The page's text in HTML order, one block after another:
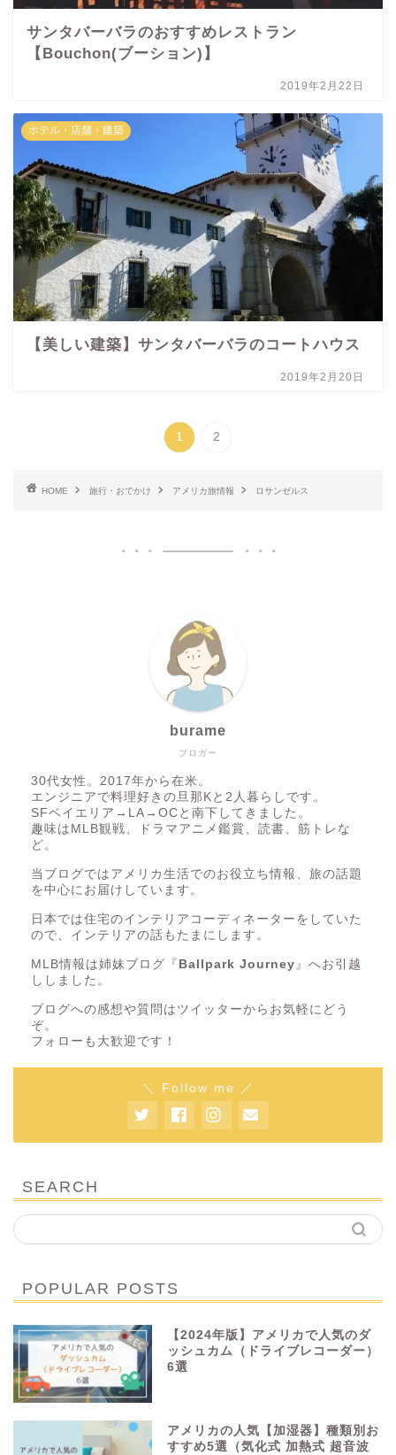
サンタバーバラのおすすめレストラン
【Bouchon(ブーション)】
2019年2月22日
ホテル・店舗・建築
【美しい建築】サンタバーバラのコートハウス
2019年2月20日
1 2
HOME 旅行・おでかけ アメリカ旅情報 ロサンゼルス
ブロガー
burame
30代女性。2017年から在米。
エンジニアで料理好きの旦那Kと2人暮らしです。
SFベイエリア→LA→OCと南下してきました。
趣味はMLB観戦、ドラマアニメ鑑賞、読書、筋トレな
ど。
当ブログではアメリカ生活でのお役立ち情報、旅の話題
を中心にお届けしています。
日本では住宅のインテリアコーディネーターをしていた
ので、インテリアの話もたまにします。
MLB情報は姉妹ブログ『 Ballpark Journey 』へお引越
ししました。
ブログへの感想や質問はツイッターからお気軽にどう
ぞ。
フォローも大歓迎です！
＼ Follow me ／
SEARCH
POPULAR POSTS
【2024年版】アメリカで人気のダ
ッシュカム（ドライブレコーダー）
6選
アメリカの人気【加湿器】種類別お
すすめ5選（気化式 加熱式 超音波